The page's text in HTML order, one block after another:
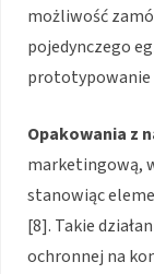
możliwość
pojedynczego
prototypowanie
Opakowania z
marketingową,
stanowiąc
[8]. Takie
ochronnej na